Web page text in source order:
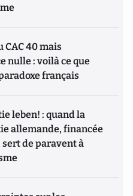
CAC 40 mais
nulle : voilà ce que
français
leben! : quand la
allemande, financée
de paravent à